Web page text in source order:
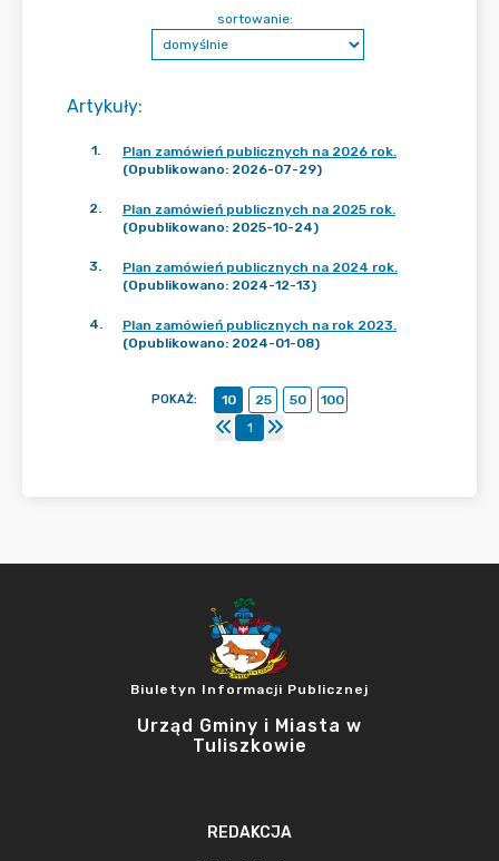
Artykuły:
sortowanie:
1.
Plan zamówień publicznych na 2026 rok.
(Opublikowano: 2026-07-29)
2.
Plan zamówień publicznych na 2025 rok.
(Opublikowano: 2025-10-24)
3.
Plan zamówień publicznych na 2024 rok.
(Opublikowano: 2024-12-13)
4.
Plan zamówień publicznych na rok 2023.
(Opublikowano: 2024-01-08)
POKAŻ: 10 25 50
100
1
Biuletyn Informacji Publicznej
Urząd Gminy i Miasta w
Tuliszkowie
REDAKCJA